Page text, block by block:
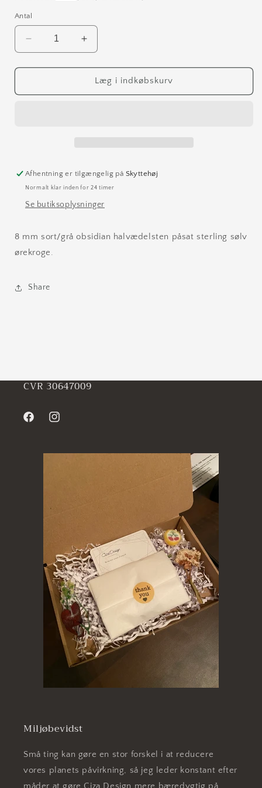
Antal
Reducer
antallet
for
øreringe
Øg
antallet
for
Obsidian
øreringe
Læg i indkøbskurv
Afhentning er tilgængelig på Skyttehøj
Normalt klar inden for 24 timer
Se butiksoplysninger
8 mm sort/grå obsidian halvædelsten påsat sterling sølv
ørekroge.
Share
CVR 30647009
FacebookInstagram
Miljøbevidst
Små ting kan gøre en stor forskel i at reducere
vores planets påvirkning, så jeg leder konstant efter
måder at gøre Ciza Design mere bæredygtig på.